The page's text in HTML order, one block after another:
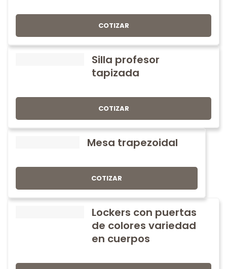
COTIZAR
Silla profesor
tapizada
COTIZAR
Mesa trapezoidal
COTIZAR
Lockers con puertas
de colores variedad
en cuerpos